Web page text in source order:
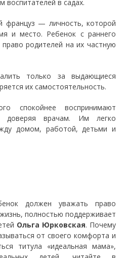
воспитателей в садах.
— личность, которой
и место. Ребенок с раннего
родителей на их частную
только за выдающиеся
их самостоятельность.
спокойнее воспринимают
доверяя врачам. Им легко
домом, работой, детьми и
должен уважать право
полностью поддерживает
Ольга Юрковская. Почему
от своего комфорта и
титула «идеальная мама»,